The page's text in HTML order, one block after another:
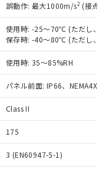
誤動作: 最大1000m/s2 (接点
使用時: -25～70℃ (ただし、氷
保存時: -40～80℃ (ただし、氷
使用時: 35～85%RH
パネル前面: IP66、NEMA4X,
Class II
175
3 (EN60947-5-1)
あることをご
準価格はお客
客様担当のオ
当社販売員に
や当社販売拠
」をご確認
結果を当社の
漏洩または開
スト作成サー
リ臭化ビフェニル
ェニルエーテル類
(2-エチルヘキシ
、フタル酸ブチ
フタル酸ジブチル
ジイソブチル
は閾値を超える意
す。
により、予定
。
ポリ臭化ビフェ
ジフェニルエーテ
DIBP(フタル酸ジ
酸ブチルベンジ
ル)) : 1000ppm
すべてが基
す。
おいて有害物
深刻な影響を
要な手続きを
る場合は、完
に輸出されな
ます。
またはその他
装置等に一切
者に販売する
3の内容を当
また当社は、
る関係者が違
る場合は、取
り
が在庫あり
庫状況につ
取引先、ま
ムロン制御
売員にご確
在庫状況の